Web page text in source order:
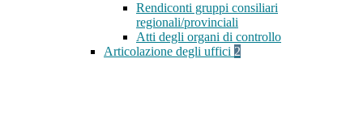
Rendiconti gruppi consiliari
regionali/provinciali
Atti degli organi di controllo
Articolazione degli uffici 2